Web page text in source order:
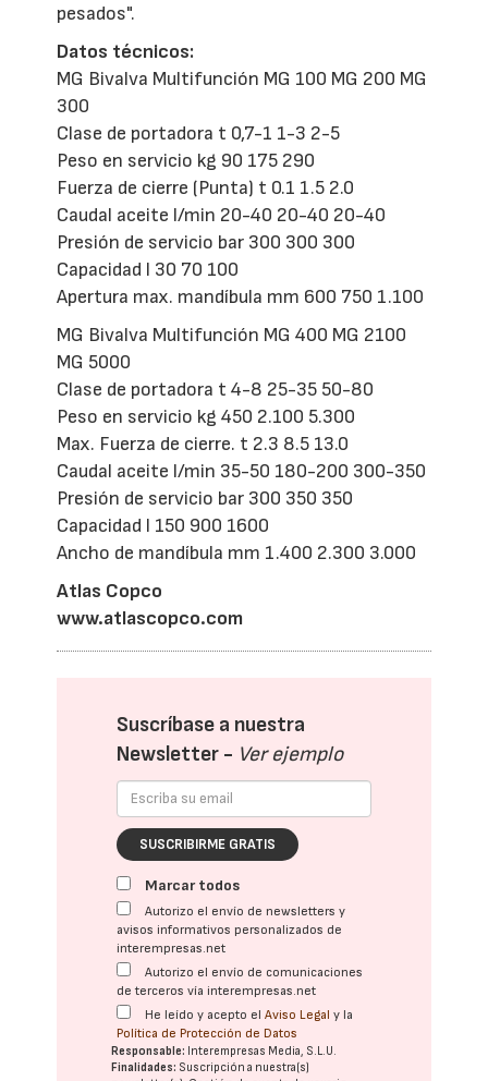
pesados".
Datos técnicos:
MG Bivalva Multifunción MG 100 MG 200 MG
300
Clase de portadora t 0,7-1 1-3 2-5
Peso en servicio kg 90 175 290
Fuerza de cierre (Punta) t 0.1 1.5 2.0
Caudal aceite l/min 20-40 20-40 20-40
Presión de servicio bar 300 300 300
Capacidad l 30 70 100
Apertura max. mandíbula mm 600 750 1.100
MG Bivalva Multifunción MG 400 MG 2100
MG 5000
Clase de portadora t 4-8 25-35 50-80
Peso en servicio kg 450 2.100 5.300
Max. Fuerza de cierre. t 2.3 8.5 13.0
Caudal aceite l/min 35-50 180-200 300-350
Presión de servicio bar 300 350 350
Capacidad l 150 900 1600
Ancho de mandíbula mm 1.400 2.300 3.000
Atlas Copco
www.atlascopco.com
Suscríbase a nuestra
Newsletter - Ver ejemplo
SUSCRIBIRME GRATIS
Marcar todos
Autorizo el envío de newsletters y
avisos informativos personalizados de
interempresas.net
Autorizo el envío de comunicaciones
de terceros vía interempresas.net
He leído y acepto elAviso Legal y la
Política de Protección de Datos
Responsable: Interempresas Media, S.L.U.
Finalidades: Suscripción a nuestra(s)